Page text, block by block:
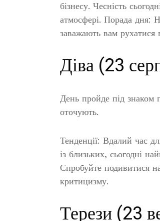
бізнесу. Чесність
атмосфері. Порада дня:
заважають вам рухатися
Діва (23
День пройде під знаком
оточують.
Тенденції: Вдалий час
із близьких, сьогодні
Спробуйте подивитися
критицизму.
Терези (23